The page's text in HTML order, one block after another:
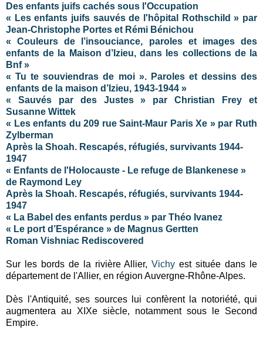
Des enfants juifs cachés sous l'Occupation
« Les enfants juifs sauvés de l'hôpital Rothschild » par
Jean-Christophe Portes et Rémi Bénichou
« Couleurs de l’insouciance, paroles et images des
enfants de la Maison d’Izieu, dans les collections de la
Bnf »
« Tu te souviendras de moi ». Paroles et dessins des
enfants de la maison d’Izieu, 1943-1944 »
« Sauvés par des Justes » par Christian Frey et
Susanne Wittek
« Les enfants du 209 rue Saint-Maur Paris Xe » par Ruth
Zylberman
Après la Shoah. Rescapés, réfugiés, survivants 1944-
1947
« Enfants de l'Holocauste - Le refuge de Blankenese »
de Raymond Ley
Après la Shoah. Rescapés, réfugiés, survivants 1944-
1947
« La Babel des enfants perdus » par Théo Ivanez
« Le port d’Espérance » de Magnus Gertten
Roman Vishniac Rediscovered
Sur les bords de la rivière Allier,Vichy est située dans le
département de l'Allier, en région Auvergne-Rhône-Alpes.
Dès l'Antiquité, ses sources lui confèrent la notoriété, qui
augmentera au XIXe siècle, notamment sous le Second
Empire.